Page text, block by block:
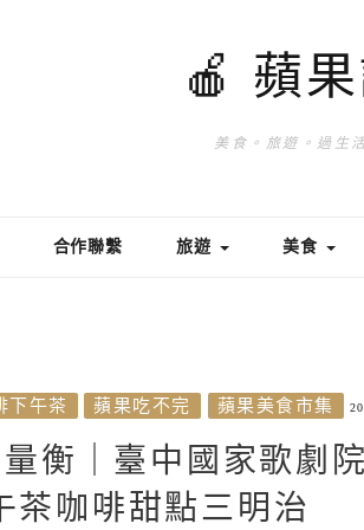
🍎 蘋
美食。旅遊。過生
合作聯繫 旅遊 美食
下午茶 蘋果吃不完 蘋果美食市集
衡｜臺中國家歌劇
茶咖啡甜點三明治